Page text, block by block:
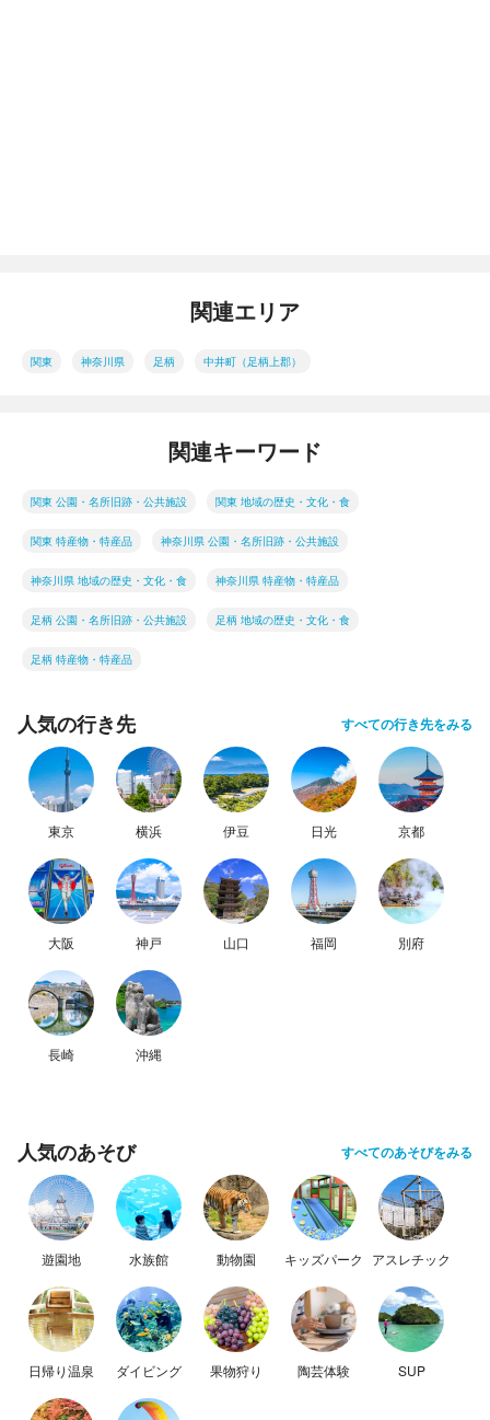
関連エリア
関東 神奈川県 足柄 中井町（足柄上郡）
関連キーワード
関東 公園・名所旧跡・公共施設 関東 地域の歴史・文化・食
関東 特産物・特産品 神奈川県 公園・名所旧跡・公共施設
神奈川県 地域の歴史・文化・食 神奈川県 特産物・特産品
足柄 公園・名所旧跡・公共施設 足柄 地域の歴史・文化・食
足柄 特産物・特産品
人気の行き先 すべての行き先をみる
東京 横浜 伊豆 日光 京都
大阪 神戸 山口 福岡 別府
長崎 沖縄
人気のあそび すべてのあそびをみる
遊園地 水族館 動物園 キッズパーク アスレチック
日帰り温泉 ダイビング 果物狩り 陶芸体験 SUP